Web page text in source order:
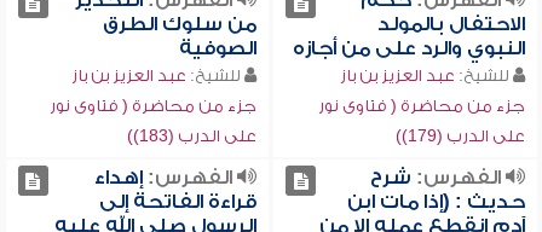
الاحتفال بالمولد
النبوي والرد على من أجازه
للشيخ: عبد العزيز بن باز
جزء من محاضرة ( فتاوى نور
على الدرب (179))
من سلوك الطرق
الصوفية
للشيخ: عبد العزيز بن باز
جزء من محاضرة ( فتاوى نور
على الدرب (183))
الفهرس: شرح
حديث : (إذا مات ابن
آدم انقطع عمله إلا من
الفهرس:إهداء
قراءة الفاتحة إلى
الرسول صلى الله عليه